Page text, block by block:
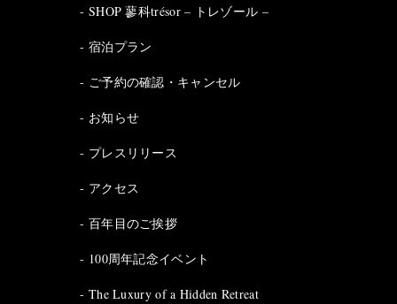
SHOP 蓼科trésor – トレゾール –
宿泊プラン
ご予約の確認・キャンセル
お知らせ
プレスリリース
アクセス
百年目のご挨拶
100周年記念イベント
The Luxury of a Hidden Retreat